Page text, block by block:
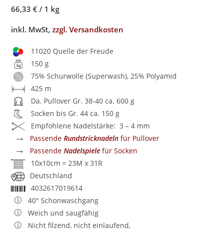
66,33 € / 1 kg
inkl. MwSt,zzgl. Versandkosten
11020 Quelle der Freude
150 g
75% Schurwolle (Superwash), 25% Polyamid
425 m
Da. Pullover Gr. 38-40 ca. 600 g
Socken bis Gr. 44 ca. 150 g
Empfohlene Nadelstärke: 3 – 4 mm
→ PassendeRundstricknadeln für Pullover
→ PassendeNadelspiele für Socken
10x10cm = 23M x 31R
Deutschland
4032617019614
40° Schonwaschgang
Weich und saugfähig
Nicht filzend, nicht einlaufend,